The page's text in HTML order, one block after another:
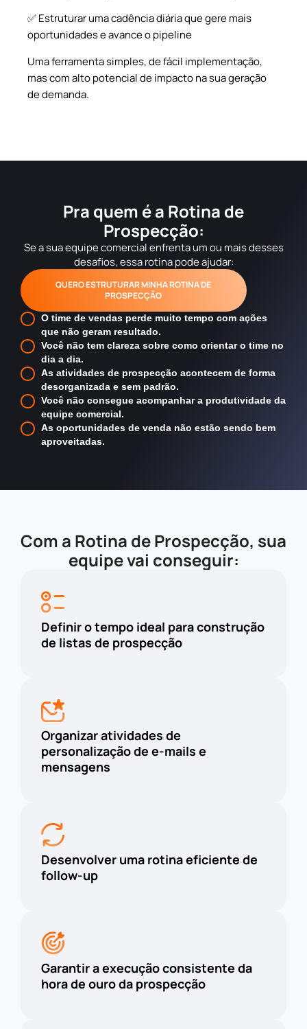
✅ Estruturar uma cadência diária que gere mais
oportunidades e avance o pipeline
Uma ferramenta simples, de fácil implementação,
mas com alto potencial de impacto na sua geração
de demanda.
Pra quem é a Rotina de
Prospecção:
Se a sua equipe comercial enfrenta um ou mais desses
desafios, essa rotina pode ajudar:
QUERO ESTRUTURAR MINHA ROTINA DE
PROSPECÇÃO
O time de vendas perde muito tempo com ações
que não geram resultado.
Você não tem clareza sobre como orientar o time no
dia a dia.
As atividades de prospecção acontecem de forma
desorganizada e sem padrão.
Você não consegue acompanhar a produtividade da
equipe comercial.
As oportunidades de venda não estão sendo bem
aproveitadas.
Com a Rotina de Prospecção, sua
equipe vai conseguir:
Definir o tempo ideal para construção
de listas de prospecção
Organizar atividades de
personalização de e-mails e
mensagens
Desenvolver uma rotina eficiente de
follow-up
Garantir a execução consistente da
hora de ouro da prospecção